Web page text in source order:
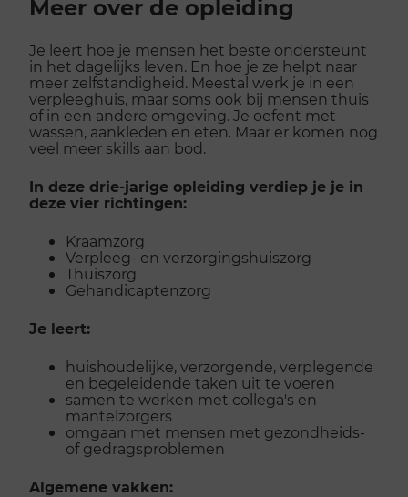
galerij
Meer over de opleiding
Je leert hoe je mensen het beste ondersteunt
in het dagelijks leven. En hoe je ze helpt naar
meer zelfstandigheid. Meestal werk je in een
verpleeghuis, maar soms ook bij mensen thuis
of in een andere omgeving. Je oefent met
wassen, aankleden en eten. Maar er komen nog
veel meer skills aan bod.
In deze drie-jarige opleiding verdiep je je in
deze vier richtingen:
Kraamzorg
Verpleeg- en verzorgingshuiszorg
Thuiszorg
Gehandicaptenzorg
Je leert:
huishoudelijke, verzorgende, verplegende
en begeleidende taken uit te voeren
samen te werken met collega's en
mantelzorgers
omgaan met mensen met gezondheids-
of gedragsproblemen
Algemene vakken: